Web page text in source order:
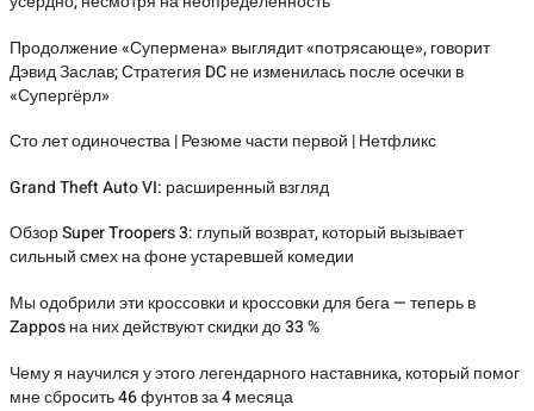
Продолжение «Супермена» выглядит «потрясающе», говорит
Дэвид Заслав; Стратегия DC не изменилась после осечки в
«Супергёрл»
Сто лет одиночества | Резюме части первой | Нетфликс
Grand Theft Auto VI: расширенный взгляд
Обзор Super Troopers 3: глупый возврат, который вызывает
сильный смех на фоне устаревшей комедии
Мы одобрили эти кроссовки и кроссовки для бега — теперь в
Zappos на них действуют скидки до 33 %
Чему я научился у этого легендарного наставника, который помог
мне сбросить 46 фунтов за 4 месяца